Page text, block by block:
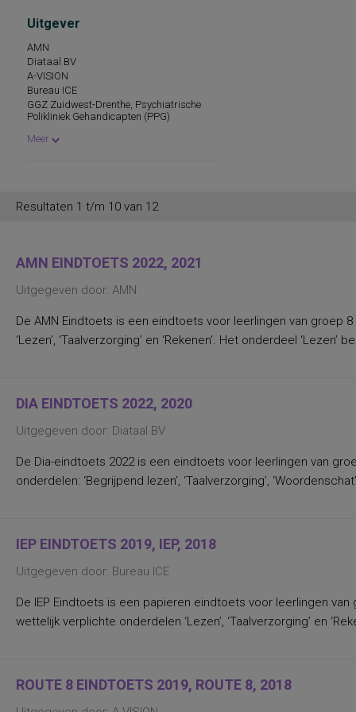
vaardigheden
posttraumatische stress
posttraumatische stressstoornis
psychopathologie en
persoonlijkheidskenmerken
regelvaardigheid
rekenen en wiskunde
rekenen, deelvaardigheden van
spanningsbehoefte
ADHD, ODD en CD
taal- en communicatieproblemen
taalvaardigheid, receptief
toestandsangst en angstdispositie
Nederlands leesvaardigheid, Nederlands
woordenschat, Engels leesvaardigheid,
Engels woordenschat, Rekenen/Wiskunde
kwaliteit van gezinsfunctioneren
drijfveren en talenten
taal- en rekenvaardigheid
leervorderingen op het gebied van taal en
rekenen
aandacht en concentratie bij het
verwerken van non-linguistische stimuli;
interferentie-effecten
aandacht, flexibiliteit
aandachtstekortstoornis
aanhoudende vermoeidheid, state
aanwezigheid, ernst, differentiëring
Uitgever
AMN
Diataal BV
A-VISION
Bureau ICE
GGZ Zuidwest-Drenthe, Psychiatrische
Polikliniek Gehandicapten (PPG)
Meer
Resultaten 1 t/m 10 van 12
AMN EINDTOETS 2022, 2021
Uitgegeven door: AMN
De AMN Eindtoets is een eindtoets voor leerlingen van groep
‘Lezen’, ‘Taalverzorging’ en ‘Rekenen’. Het onderdeel
DIA EINDTOETS 2022, 2020
Uitgegeven door: Diataal BV
De Dia-eindtoets 2022 is een eindtoets voor leerlingen van
onderdelen: ‘Begrijpend lezen’, ‘Taalverzorging’,
IEP EINDTOETS 2019, IEP, 2018
Uitgegeven door: Bureau ICE
De IEP Eindtoets is een papieren eindtoets voor leerlingen
wettelijk verplichte onderdelen ‘Lezen’, ‘Taalverzorging’ en
ROUTE 8 EINDTOETS 2019, ROUTE 8, 2018